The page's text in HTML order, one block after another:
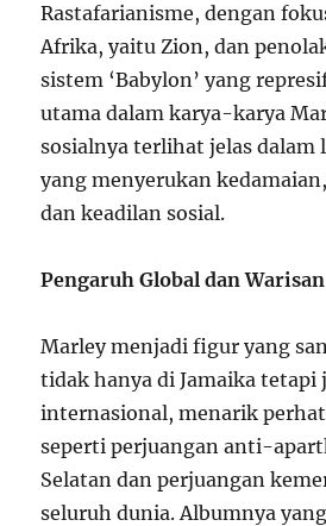
Rastafarianisme, dengan
Afrika, yaitu Zion, dan
sistem ‘Babylon’ yang
utama dalam karya-karya
sosialnya terlihat jelas
yang menyerukan
dan keadilan sosial.
Pengaruh Global dan
Marley menjadi figur yang
tidak hanya di Jamaika tetapi
internasional, menarik
seperti perjuangan anti-
Selatan dan perjuangan
seluruh dunia. Albumnya